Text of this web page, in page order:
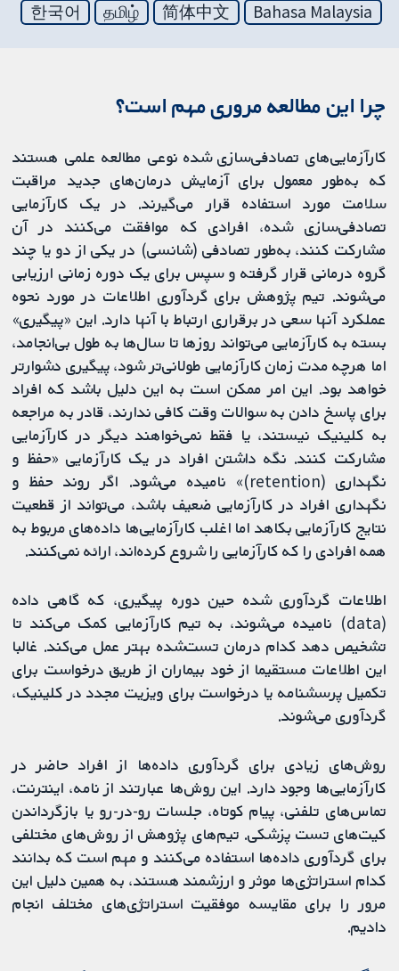
Bahasa Malaysia
简体中文
தமிழ்
한국어
چرا این مطالعه مروری مهم است؟
کارآزمایی‌های تصادفی‌سازی شده نوعی مطالعه علمی هستند
که به‌طور معمول برای آزمایش درمان‌های جدید مراقبت
سلامت مورد استفاده قرار می‌گیرند. در یک کارآزمایی
تصادفی‌سازی شده، افرادی که موافقت می‌کنند در آن
مشارکت کنند، به‌طور تصادفی (شانسی) در یکی از دو یا چند
گروه درمانی قرار گرفته و سپس برای یک دوره زمانی ارزیابی
می‌شوند. تیم پژوهش برای گردآوری اطلاعات در مورد نحوه
عملکرد آنها سعی در برقراری ارتباط با آنها دارد. این «پیگیری»
بسته به کارآزمایی می‌تواند روزها تا سال‌ها به طول بی‌انجامد،
اما هرچه مدت زمان کارآزمایی طولانی‌تر شود، پیگیری دشوارتر
خواهد بود. این امر ممکن است به این دلیل باشد که افراد
برای پاسخ دادن به سوالات وقت کافی ندارند، قادر به مراجعه
به کلینیک نیستند، یا فقط نمی‌خواهند دیگر در کارآزمایی
مشارکت کنند. نگه داشتن افراد در یک کارآزمایی «حفظ و
نگهداری (retention)» نامیده می‌شود. اگر روند حفظ و
نگهداری افراد در کارآزمایی ضعیف باشد، می‌تواند از قطعیت
نتایج کارآزمایی بکاهد اما اغلب کارآزمایی‌ها داده‌های مربوط به
همه افرادی را که کارآزمایی را شروع کرده‌اند، ارائه نمی‌کنند.
اطلاعات گرد‌آوری شده حین دوره پیگیری، که گاهی داده
(data) نامیده می‌شوند، به تیم کارآزمایی کمک می‌کند تا
تشخیص دهد کدام درمان تست‌شده بهتر عمل می‌کند. غالبا
این اطلاعات مستقیما از خود بیماران از طریق درخواست برای
تکمیل پرسشنامه یا درخواست برای ویزیت مجدد در کلینیک،
گردآوری می‌شوند.
روش‌های زیادی برای گردآوری داده‌ها از افراد حاضر در
کارآزمایی‌ها وجود دارد. این روش‌ها عبارتند از نامه، اینترنت،
تماس‌های تلفنی، پیام کوتاه، جلسات رو-در-رو یا بازگرداندن
کیت‌های تست پزشکی. تیم‌های پژوهش از روش‌های مختلفی
برای گردآوری داده‌ها استفاده می‌کنند و مهم است که بدانند
کدام استراتژی‌ها موثر و ارزشمند هستند، به همین دلیل این
مرور را برای مقایسه موفقیت استراتژی‌های مختلف انجام
دادیم.